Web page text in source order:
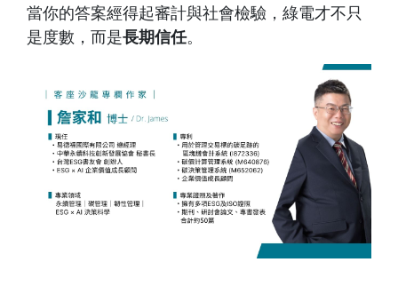
當你的答案經得起審計與社會檢驗，綠電才不只
是度數，而是長期信任。